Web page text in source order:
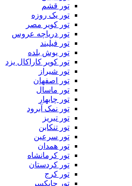
تور قشم
تور یک روزه
تور کویر مصر
تور دریاچه عروس
تور فیلبند
تور یوش بلده
تور کویر کاراکال یزد
تور شیراز
تور اصفهان
تور ماسال
تور چابهار
تور نمک آبرود
تور تبریز
تور تنکابن
تور سرعین
تور همدان
تور کرمانشاه
تور کردستان
تور کرج
تور چابکسر